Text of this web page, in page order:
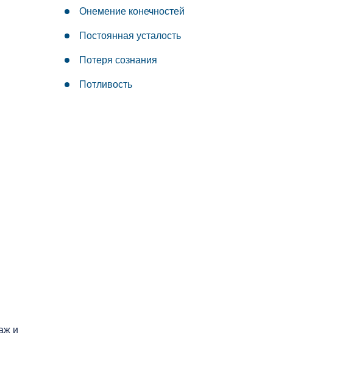
Онемение конечностей
Постоянная усталость
Потеря сознания
Потливость
и